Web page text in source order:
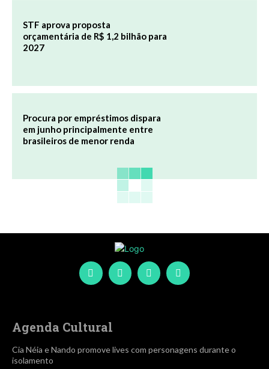
STF aprova proposta
orçamentária de R$ 1,2 bilhão para
2027
Procura por empréstimos dispara
em junho principalmente entre
brasileiros de menor renda
Agenda Cultural
Cia Néia e Nando promove lives com personagens durante o
isolamento